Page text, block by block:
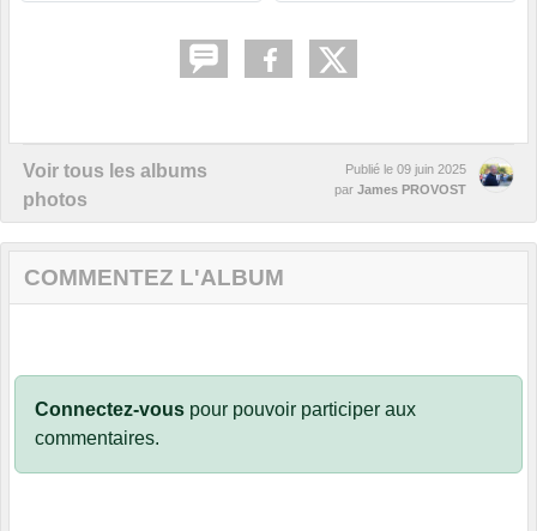
Voir tous les albums
photos
Publié le 09 juin 2025
par James PROVOST
COMMENTEZ L'ALBUM
Connectez-vous pour pouvoir participer aux
commentaires.